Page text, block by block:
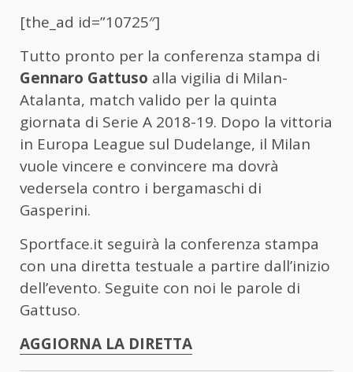
[the_ad id=”10725″]
Tutto pronto per la conferenza stampa di
Gennaro Gattuso alla vigilia di Milan-
Atalanta, match valido per la quinta
giornata di Serie A 2018-19. Dopo la vittoria
in Europa League sul Dudelange, il Milan
vuole vincere e convincere ma dovrà
vedersela contro i bergamaschi di
Gasperini.
Sportface.it seguirà la conferenza stampa
con una diretta testuale a partire dall’inizio
dell’evento. Seguite con noi le parole di
Gattuso.
AGGIORNA LA DIRETTA